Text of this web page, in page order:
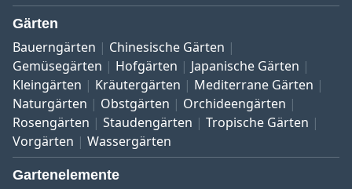
Gärten
Bauerngärten
Chinesische Gärten
Gemüsegärten
Hofgärten
Japanische Gärten
Kleingärten
Kräutergärten
Mediterrane Gärten
Naturgärten
Obstgärten
Orchideengärten
Rosengärten
Staudengärten
Tropische Gärten
Vorgärten
Wassergärten
Gartenelemente